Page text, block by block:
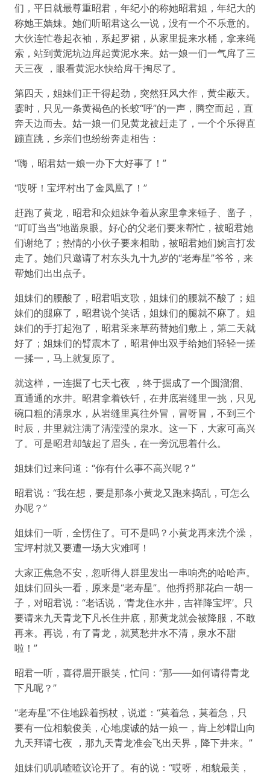
们，平日就最尊重昭君，年纪小的称她昭君姐，年纪大的
称她王嫱妹。她们听昭君这么一说，没有一个不乐意的。
大伙连忙卷起衣袖，系起罗裙，从家里提来水桶，拿来绳
索，站到黄泥坑边戽起黄泥水来。姑一娘一们一气戽了三
天三夜 ，眼看黄泥水快给戽干掏尽了。
第四天，姐妹们正干得起劲，突然狂风大作，黄尘蔽天。
霎时，只见一条黄褐色的长蛟“呼”的一声，腾空而起，直
奔天边而去。姑一娘一们见黄龙被赶走了，一个个乐得直
蹦直跳，乡亲们也纷纷奔走相告：
“嗨，昭君姑一娘一办下大好事了！”
“哎呀！宝坪村出了金凤凰了！”
赶跑了黄龙，昭君和众姐妹争着从家里拿来锤子、凿子，
“叮叮当当”地凿泉眼。好心的父老们要来帮忙，被昭君她
们谢绝了；热情的小伙子要来相助，被昭君她们婉言打发
走了。她们只邀请了村东头九十九岁的“老寿星”爷爷，来
帮她们出出点子。
姐妹们的腰酸了，昭君唱支歌，姐妹们的腰就不酸了；姐
妹们的腿麻了，昭君说个笑话，姐妹们的腿就不麻了。姐
妹们的手打起泡了，昭君采来草药替她们敷上，第二天就
好了；姐妹们的臂震木了，昭君伸出双手给她们轻轻一搓
一揉一，马上就复原了。
就这样，一连掘了七天七夜 ，终于掘成了一个圆溜溜、
直通通的水井。昭君拿着铁钎，在井底岩缝里一挑，只见
碗口粗的清泉水，从岩缝里真往外冒，冒呀冒，不到三个
时辰，井里就注满了清滢滢的泉水。这一下，大家可高兴
了。可是昭君却皱起了眉头，在一旁沉思着什么。
姐妹们过来问道：“你有什么事不高兴呢？”
昭君说：“我在想，要是那条小黄龙又跑来捣乱，可怎么
办呢？”
姐妹们一听，全愣住了。可不是吗？小黄龙再来洗个澡，
宝坪村就又要遭一场大灾难呵！
大家正焦急不安，忽听得人群里发出一串响亮的哈哈声。
姐妹们回头一看，原来是“老寿星”。他捋捋那花白一胡一
子，对昭君说：“老话说，‘青龙住水井，吉祥降宝坪’。只
要请来九天青龙下凡长住井底，那黄龙就会被降服，不敢
再来。再说，有了青龙，就莫愁井水不清，泉水不甜
啦！”
昭君一听，喜得眉开眼笑，忙问：“那——如何请得青龙
下凡呢？”
“老寿星”不住地跺着拐杖，说道：“莫着急，莫着急，只
要有一位相貌俊美，心地虔诚的姑一娘一，肯上纱帽山向
九天拜请七夜 ，那九天青龙准会飞出天界，降下井来。”
姐妹们叽叽喳喳议论开了。有的说：“哎呀，相貌最美，